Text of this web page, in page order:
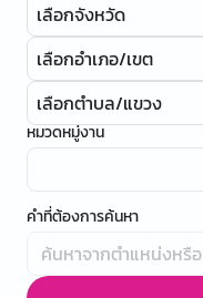
เลือกจังหวัด
เลือกอำเภอ/เขต
เลือกตำบล/แขวง
หมวดหมู่งาน
คำที่ต้องการค้นหา